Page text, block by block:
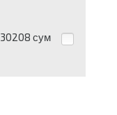
30208 сум